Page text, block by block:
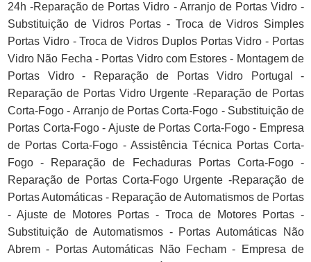
24h -Reparação de Portas Vidro - Arranjo de Portas Vidro -
Substituição de Vidros Portas - Troca de Vidros Simples
Portas Vidro - Troca de Vidros Duplos Portas Vidro - Portas
Vidro Não Fecha - Portas Vidro com Estores - Montagem de
Portas Vidro - Reparação de Portas Vidro Portugal -
Reparação de Portas Vidro Urgente -Reparação de Portas
Corta-Fogo - Arranjo de Portas Corta-Fogo - Substituição de
Portas Corta-Fogo - Ajuste de Portas Corta-Fogo - Empresa
de Portas Corta-Fogo - Assistência Técnica Portas Corta-
Fogo - Reparação de Fechaduras Portas Corta-Fogo -
Reparação de Portas Corta-Fogo Urgente -Reparação de
Portas Automáticas - Reparação de Automatismos de Portas
- Ajuste de Motores Portas - Troca de Motores Portas -
Substituição de Automatismos - Portas Automáticas Não
Abrem - Portas Automáticas Não Fecham - Empresa de